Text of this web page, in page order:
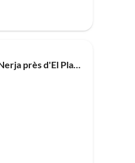
Appartement à Nerja près d'El Playazo